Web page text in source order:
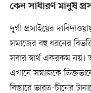
কেন সাধারণ মানুষ
দুর্গা প্রসাইয়ের
সমাজের বহু ধরনের
সবার স্বার্থ একরকম নয়।
এখানে সমাজকে
বিস্তারে ভারত-চীনের